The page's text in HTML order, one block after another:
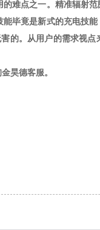
难点之一。精准辐射
毕竟是新式的充电技
的。从用户的需求视
昊德客服。